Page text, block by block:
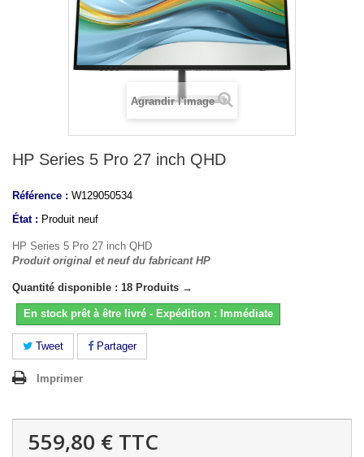
Agrandir l'image
HP Series 5 Pro 27 inch QHD
Référence : W129050534
État : Produit neuf
HP Series 5 Pro 27 inch QHD
Produit original et neuf du fabricant HP
Quantité disponible : 18 Produits →
En stock prêt à être livré - Expédition : Immédiate
Tweet Partager
Imprimer
559,80 € TTC